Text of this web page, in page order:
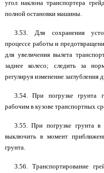
угол наклона транспортера
полной остановки машины.
3.53. Для сохранения
процессе работы и
для увеличения вылета
заднее колесо; следить за
регулируя изменение заглубления
3.54. При погрузке грунта
рабочим в кузове транспортных
3.55. При погрузке грунта в
выключить в момент
грунта.
3.56. Транспортирование